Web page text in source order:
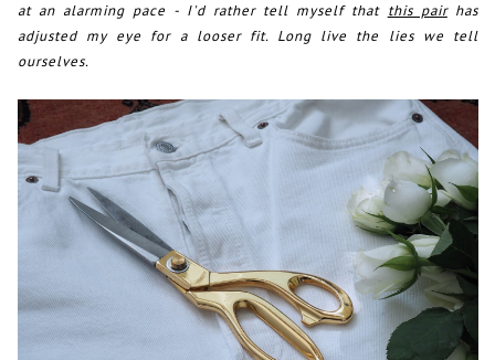
at an alarming pace - I'd rather tell myself that this pairhas
adjusted my eye for a looser fit. Long live the lies we tell
ourselves.